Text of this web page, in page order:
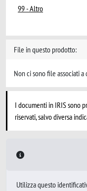
99 - Altro
File in questo prodotto:
Non ci sono file associati
I documenti in IRIS sono
riservati, salvo diversa
Utilizza questo